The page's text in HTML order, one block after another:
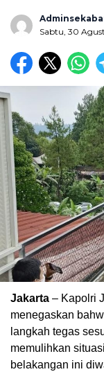
Sabtu, 30
Jakarta – Kapolri
menegaskan
langkah tegas
memulihkan
belakangan ini